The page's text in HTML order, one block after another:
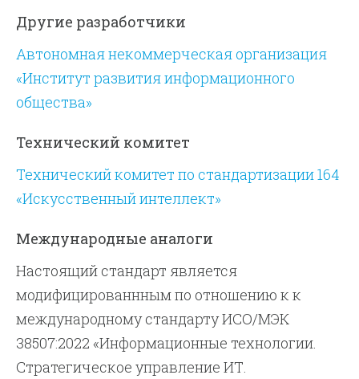
Другие разработчики
Автономная некоммерческая организация
«Институт развития информационного
общества»
Технический комитет
Технический комитет по стандартизации 164
«Искусственный интеллект»
Международные аналоги
Настоящий стандарт является
модифицированнным по отношению к к
международному стандарту ИСО/МЭК
38507:2022 «Информационные технологии.
Стратегическое управление ИТ.